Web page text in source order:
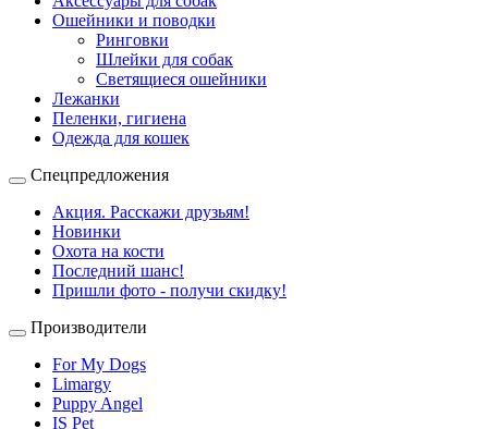
Ошейники и поводки
Ринговки
Шлейки для собак
Светящиеся ошейники
Лежанки
Пеленки, гигиена
Одежда для кошек
Спецпредложения
Акция. Расскажи друзьям!
Новинки
Охота на кости
Последний шанс!
Пришли фото - получи скидку!
Производители
For My Dogs
Limargy
Puppy Angel
IS Pet